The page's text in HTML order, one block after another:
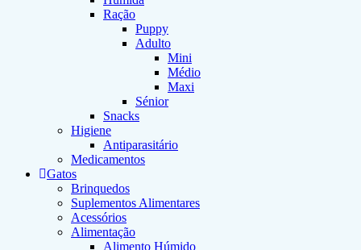
Ração
Puppy
Adulto
Mini
Médio
Maxi
Sénior
Snacks
Higiene
Antiparasitário
Medicamentos
Gatos
Brinquedos
Suplementos Alimentares
Acessórios
Alimentação
Alimento Húmido